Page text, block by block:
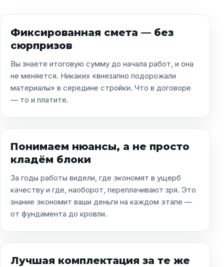
Фиксированная смета — без
сюрпризов
Вы знаете итоговую сумму до начала работ, и она
не меняется. Никаких «внезапно подорожали
материалы» в середине стройки. Что в договоре
— то и платите.
Понимаем нюансы, а не просто
кладём блоки
За годы работы видели, где экономят в ущерб
качеству и где, наоборот, переплачивают зря. Это
знание экономит ваши деньги на каждом этапе —
от фундамента до кровли.
Лучшая комплектация за те же